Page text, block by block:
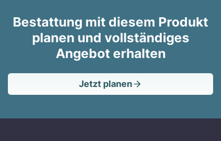
Bestattung mit diesem Produkt
planen und vollständiges
Angebot erhalten
Jetzt planen